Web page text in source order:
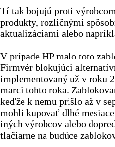
Tí tak bojujú proti
produkty, rozličnými
aktualizáciami alebo
V prípade HP malo toto
Firmvér blokujúci
implementovaný už v roku
marci tohto roka.
keďže k nemu prišlo až v
mohli kupovať dlhé
iných výrobcov alebo
tlačiarne na budúce